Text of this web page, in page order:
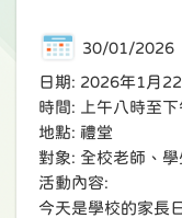
30/01/2026
日期: 2026年1月
時間: 上午八時至下
地點: 禮堂
對象: 全校老師、
活動內容:
今天是學校的家長